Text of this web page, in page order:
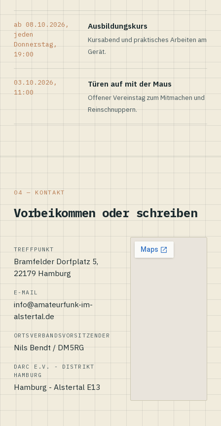
ab 08.10.2026,
jeden
Donnerstag,
19:00
Ausbildungskurs
Kursabend und praktisches Arbeiten am
Gerät.
03.10.2026,
11:00
Türen auf mit der Maus
Offener Vereinstag zum Mitmachen und
Reinschnuppern.
04 — KONTAKT
Vorbeikommen oder schreiben
TREFFPUNKT
Bramfelder Dorfplatz 5,
22179 Hamburg
E-MAIL
info@amateurfunk-im-
alstertal.de
ORTSVERBANDSVORSITZENDER
Nils Bendt / DM5RG
DARC E.V. - DISTRIKT
HAMBURG
Hamburg - Alstertal E13